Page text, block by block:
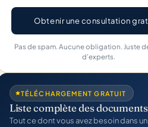
Obtenir une consultation
Pas de spam. Aucune obligation. Juste
d’experts.
TÉLÉCHARGEMENT GRATUIT
Liste complète des documents
Tout ce dont vous avez besoin dans un